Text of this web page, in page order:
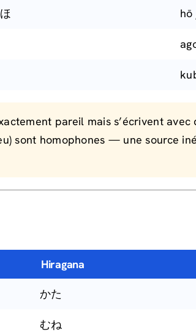
pareil mais s’écrivent
sont homophones — une source
Hiragana
かた
むね